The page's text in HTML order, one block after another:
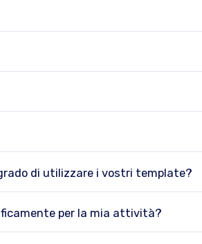
di utilizzare i vostri template?
per la mia attività?